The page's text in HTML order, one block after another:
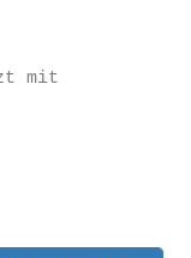
mit